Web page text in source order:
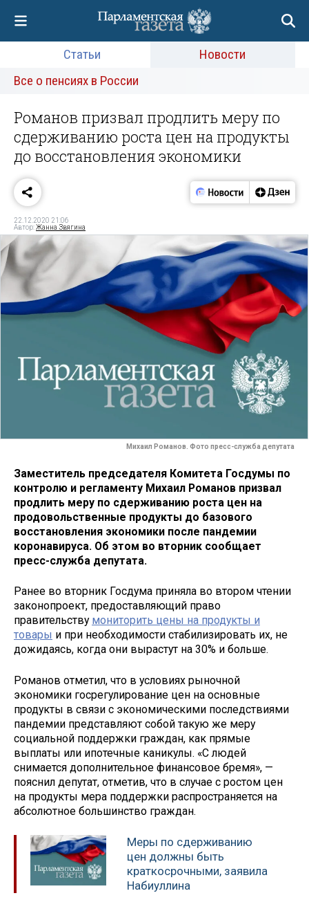
Статьи
Новости
Все о пенсиях в России
Романов призвал продлить меру по
сдерживанию роста цен на продукты
до восстановления экономики
22.12.2020 21:06
Автор:Жанна Звягина
Михаил Романов. Фото пресс-служба депутата
Заместитель председателя Комитета Госдумы по
контролю и регламенту Михаил Романов призвал
продлить меру по сдерживанию роста цен на
продовольственные продукты до базового
восстановления экономики после пандемии
коронавируса. Об этом во вторник сообщает
пресс-служба депутата.
Ранее во вторник Госдума приняла во втором чтении
законопроект, предоставляющий право
правительству мониторить цены на продукты и
товары и при необходимости стабилизировать их, не
дожидаясь, когда они вырастут на 30% и больше.
Романов отметил, что в условиях рыночной
экономики госрегулирование цен на основные
продукты в связи с экономическими последствиями
пандемии представляют собой такую же меру
социальной поддержки граждан, как прямые
выплаты или ипотечные каникулы. «С людей
снимается дополнительное финансовое бремя», —
пояснил депутат, отметив, что в случае с ростом цен
на продукты мера поддержки распространяется на
абсолютное большинство граждан.
Меры по сдерживанию
цен должны быть
краткосрочными, заявила
Набиуллина